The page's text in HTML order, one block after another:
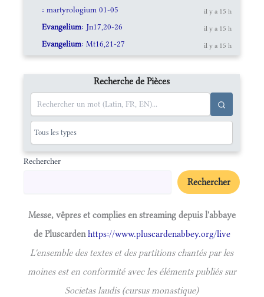
: martyrologium 01-05 il y a 15 h
Evangelium: Jn17,20-26 il y a 15 h
Evangelium: Mt16,21-27 il y a 15 h
Recherche de Pièces
Rechercher
Rechercher
Messe, vêpres et complies en streaming depuis l'abbaye
de Pluscardenhttps://www.pluscardenabbey.org/live
L'ensemble des textes et des partitions chantés par les
moines est en conformité avec les éléments publiés sur
Societas laudis (cursus monastique)